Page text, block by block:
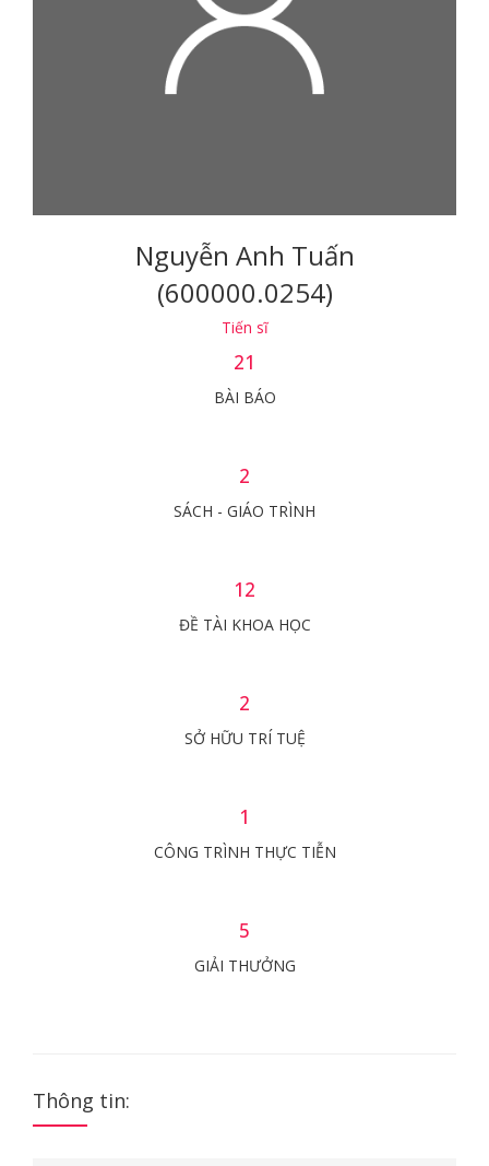
Nguyễn Anh Tuấn
(600000.0254)
Tiến sĩ
21
BÀI BÁO
2
SÁCH - GIÁO TRÌNH
12
ĐỀ TÀI KHOA HỌC
2
SỞ HỮU TRÍ TUỆ
1
CÔNG TRÌNH THỰC TIỄN
5
GIẢI THƯỞNG
Thông tin: